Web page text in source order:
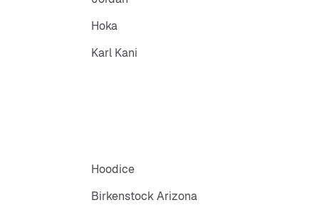
Hoka
Karl Kani
Hoodice
Birkenstock Arizona